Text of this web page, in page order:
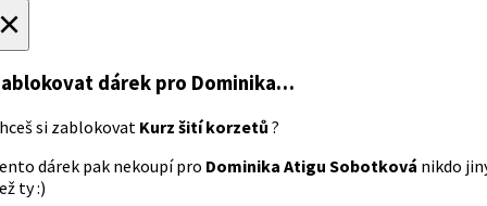
dárek pro Dominika…
si zablokovat Kurz šití korzetů ?
dárek pak nekoupí pro Dominika Atigu Sobotková nikdo
ty :)